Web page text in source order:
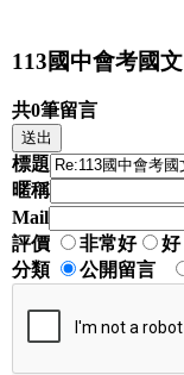
113國中會考國文
共0筆留言
標題
暱稱
Mail
評價
非常好 好
分類
公開留言